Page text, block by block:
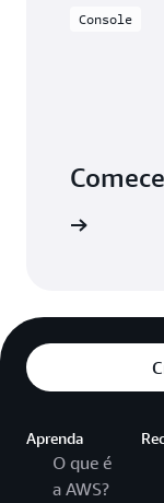
Console
Aprenda
O que é
a AWS?